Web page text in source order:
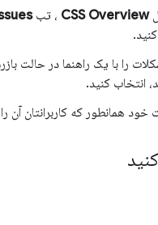
CSS Overview ، تب
را با یک راهنما در حالت
انتخاب کنید.
همانطور که کاربرانتان آن را